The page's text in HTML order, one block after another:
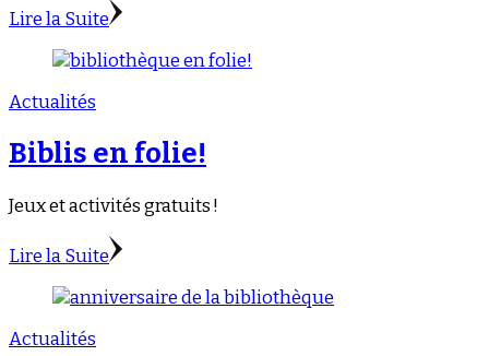
Lire la Suite
Actualités
Biblis en folie!
Jeux et activités gratuits !
Lire la Suite
Actualités